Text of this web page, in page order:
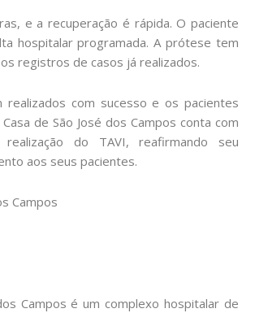
e a recuperação é rápida. O paciente
hospitalar programada. A prótese tem
registros de casos já realizados.
com sucesso e os pacientes
de São José dos Campos conta com
do TAVI, reafirmando seu
aos seus pacientes.
Campos
Campos é um complexo hospitalar de